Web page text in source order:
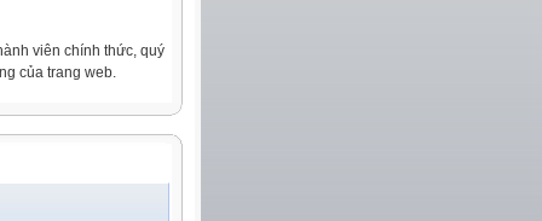
viên chính thức, quý
của trang web.